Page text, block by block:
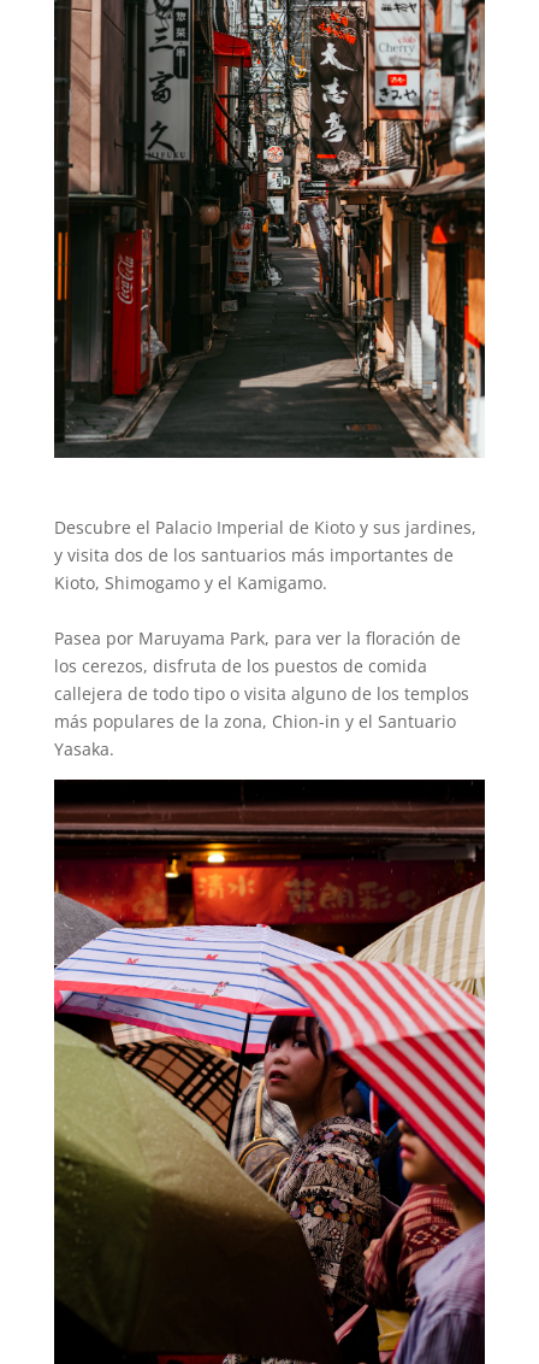
Descubre el Palacio Imperial de Kioto y sus jardines,
y visita dos de los santuarios más importantes de
Kioto, Shimogamo y el Kamigamo.
Pasea por Maruyama Park, para ver la floración de
los cerezos, disfruta de los puestos de comida
callejera de todo tipo o visita alguno de los templos
más populares de la zona, Chion-in y el Santuario
Yasaka.